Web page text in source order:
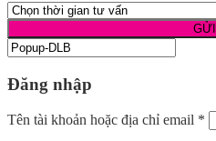
Đăng nhập
Tên tài khoản hoặc địa chỉ email *